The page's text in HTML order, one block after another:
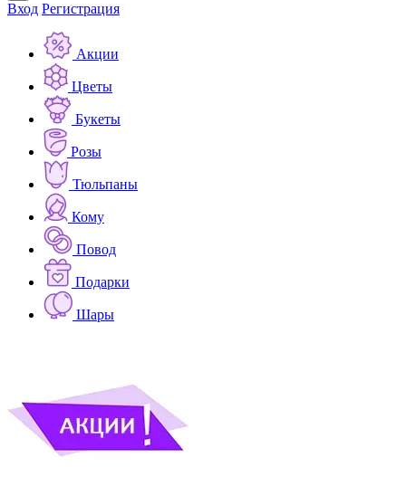
Вход Регистрация
Акции
Цветы
Букеты
Розы
Тюльпаны
Кому
Повод
Подарки
Шары